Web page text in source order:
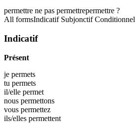
permettre ne pas permettrepermettre ?
All formsIndicatif Subjonctif Conditionnel
Indicatif
Présent
je permets
tu permets
il/elle permet
nous permettons
vous permettez
ils/elles permettent